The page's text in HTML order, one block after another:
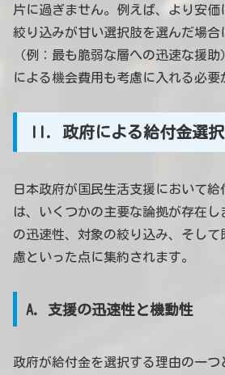
片に過ぎません。例えば、より安
絞り込みが甘い選択肢を選んだ場合
（例：最も脆弱な層への迅速な援
による機会費用も考慮に入れる必要
II. 政府による給付金選
日本政府が国民生活支援において
は、いくつかの主要な論拠が存在
の迅速性、対象の絞り込み、そして
慮といった点に集約されます。
A. 支援の迅速性と機動性
政府が給付金を選択する理由の一